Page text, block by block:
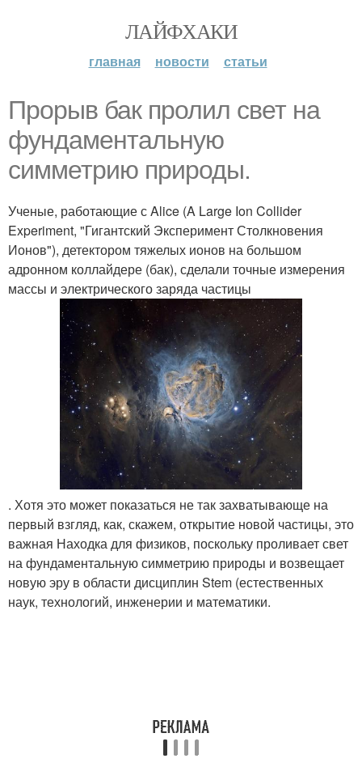
ЛАЙФХАКИ
главная новости статьи
Прорыв бак пролил свет на
фундаментальную
симметрию природы.
Ученые, работающие с Alice (A Large Ion Collider
Experiment, "Гигантский Эксперимент Столкновения
Ионов"), детектором тяжелых ионов на большом
адронном коллайдере (бак), сделали точные измерения
массы и электрического заряда частицы
. Хотя это может показаться не так захватывающе на
первый взгляд, как, скажем, открытие новой частицы, это
важная Находка для физиков, поскольку проливает свет
на фундаментальную симметрию природы и возвещает
новую эру в области дисциплин Stem (естественных
наук, технологий, инженерии и математики.